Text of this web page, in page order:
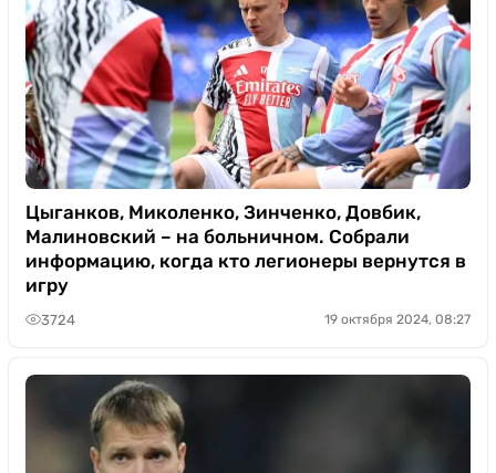
Цыганков, Миколенко, Зинченко, Довбик,
Малиновский – на больничном. Собрали
информацию, когда кто легионеры вернутся в
игру
3724 19 октября 2024, 08:27